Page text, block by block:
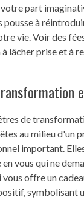
part
pousse à
vie. Voir des
lâcher prise et à
de
au milieu d'un
important.
vous qui ne
offre un
symbolisant